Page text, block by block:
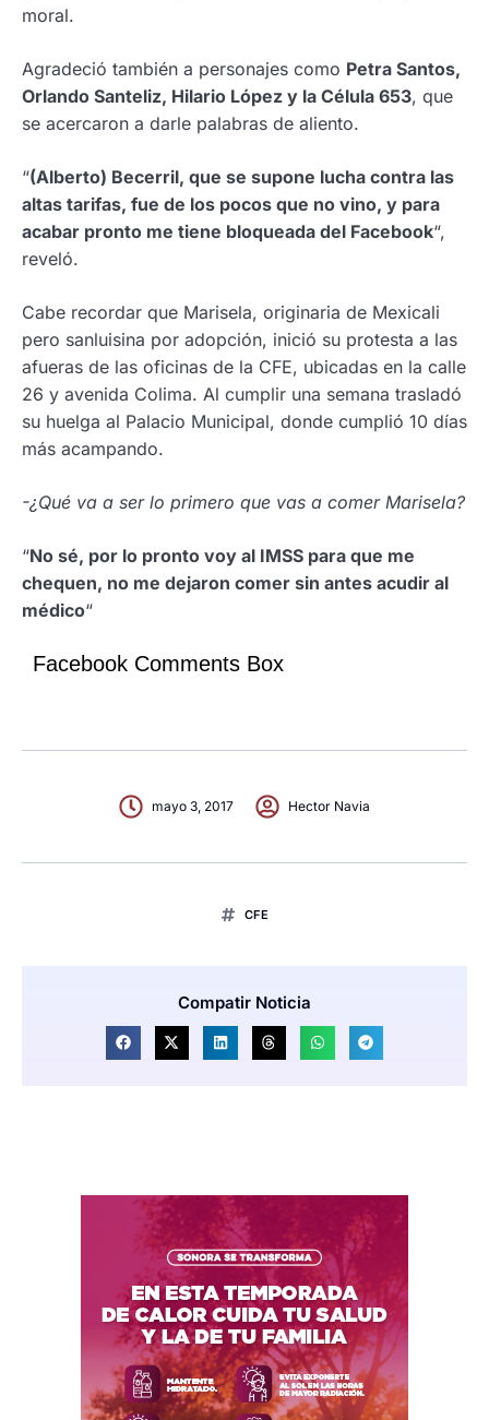
moral.
Agradeció también a personajes como Petra Santos,
Orlando Santeliz, Hilario López y la Célula 653, que
se acercaron a darle palabras de aliento.
“(Alberto) Becerril, que se supone lucha contra las
altas tarifas, fue de los pocos que no vino, y para
acabar pronto me tiene bloqueada del Facebook“,
reveló.
Cabe recordar que Marisela, originaria de Mexicali
pero sanluisina por adopción, inició su protesta a las
afueras de las oficinas de la CFE, ubicadas en la calle
26 y avenida Colima. Al cumplir una semana trasladó
su huelga al Palacio Municipal, donde cumplió 10 días
más acampando.
-¿Qué va a ser lo primero que vas a comer Marisela?
“No sé, por lo pronto voy al IMSS para que me
chequen, no me dejaron comer sin antes acudir al
médico“
Facebook Comments Box
mayo 3, 2017 Hector Navia
CFE
Compatir Noticia